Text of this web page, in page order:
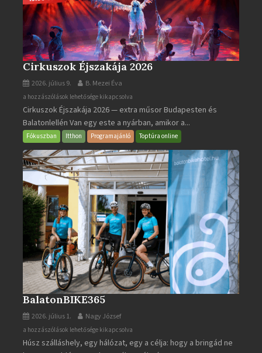
Cirkuszok Éjszakája 2026
2026. július 9. B. Mezei Éva
Cirkuszok
Éjszakája
2026
bejegyzéshez
a hozzászólások lehetősége kikapcsolva
Cirkuszok Éjszakája 2026 — extra műsor Budapesten és
Balatonlellén Van egy este a nyárban, amikor a...
Fókuszban Itthon Programajánló Toptúra online
BalatonBIKE365
2026. július 1. Nagy József
BalatonBIKE365
bejegyzéshez
a hozzászólások lehetősége kikapcsolva
Húsz szálláshely, egy hálózat, egy a célja: hogy a bringád ne